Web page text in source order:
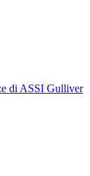
di ASSI Gulliver